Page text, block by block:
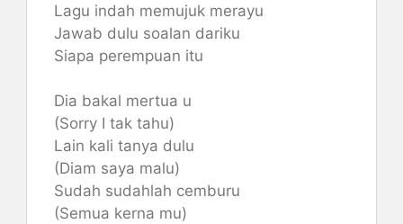
Lagu indah memujuk merayu
Jawab dulu soalan dariku
Siapa perempuan itu
Dia bakal mertua u
(Sorry I tak tahu)
Lain kali tanya dulu
(Diam saya malu)
Sudah sudahlah cemburu
(Semua kerna mu)